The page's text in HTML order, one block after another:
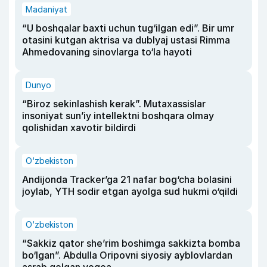
Madaniyat
“U boshqalar baxti uchun tug‘ilgan edi”. Bir umr
otasini kutgan aktrisa va dublyaj ustasi Rimma
Ahmedovaning sinovlarga to‘la hayoti
Dunyo
“Biroz sekinlashish kerak”. Mutaxassislar
insoniyat sun’iy intellektni boshqara olmay
qolishidan xavotir bildirdi
O‘zbekiston
Andijonda Tracker’ga 21 nafar bog‘cha bolasini
joylab, YTH sodir etgan ayolga sud hukmi o‘qildi
O‘zbekiston
“Sakkiz qator she’rim boshimga sakkizta bomba
bo‘lgan”. Abdulla Oripovni siyosiy ayblovlardan